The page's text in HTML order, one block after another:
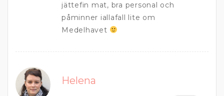
jättefin mat, bra personal och
påminner iallafall lite om
Medelhavet
Helena